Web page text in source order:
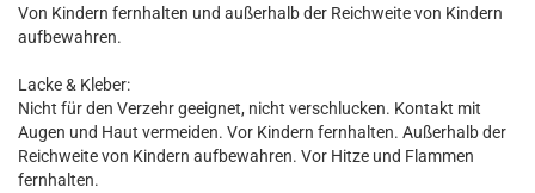
Von Kindern fernhalten und außerhalb der Reichweite von Kindern
aufbewahren.
Lacke & Kleber:
Nicht für den Verzehr geeignet, nicht verschlucken. Kontakt mit
Augen und Haut vermeiden. Vor Kindern fernhalten. Außerhalb der
Reichweite von Kindern aufbewahren. Vor Hitze und Flammen
fernhalten.